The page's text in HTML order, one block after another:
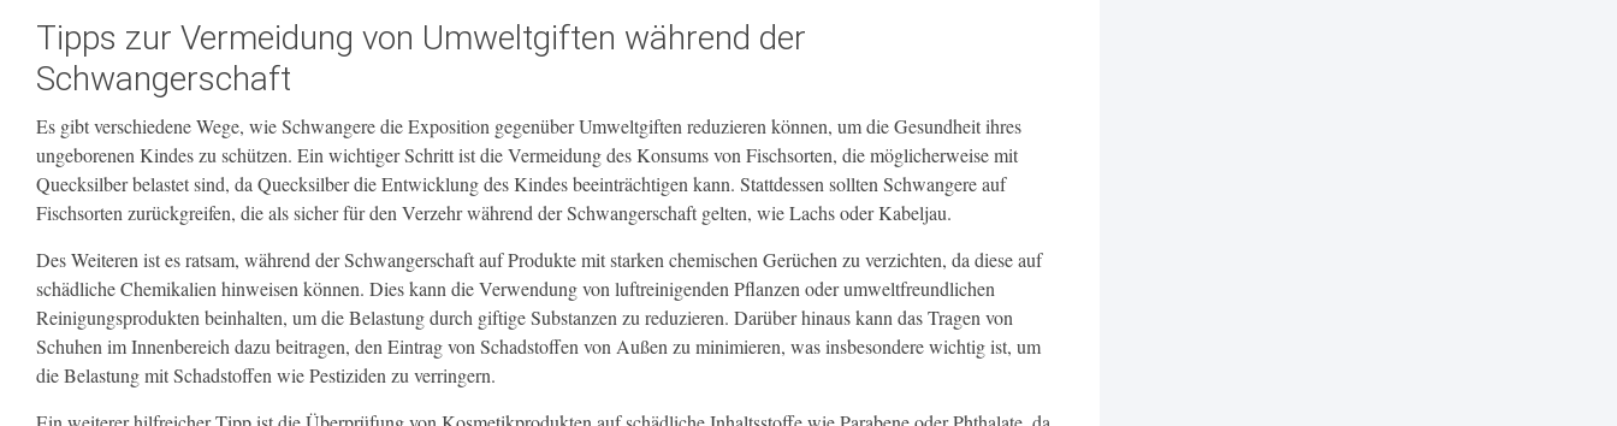
Tipps zur Vermeidung von Umweltgiften während der
Schwangerschaft
Es gibt verschiedene Wege, wie Schwangere die Exposition gegenüber Umweltgiften reduzieren können, um die Gesundheit ihres
ungeborenen Kindes zu schützen. Ein wichtiger Schritt ist die Vermeidung des Konsums von Fischsorten, die möglicherweise mit
Quecksilber belastet sind, da Quecksilber die Entwicklung des Kindes beeinträchtigen kann. Stattdessen sollten Schwangere auf
Fischsorten zurückgreifen, die als sicher für den Verzehr während der Schwangerschaft gelten, wie Lachs oder Kabeljau.
Des Weiteren ist es ratsam, während der Schwangerschaft auf Produkte mit starken chemischen Gerüchen zu verzichten, da diese auf
schädliche Chemikalien hinweisen können. Dies kann die Verwendung von luftreinigenden Pflanzen oder umweltfreundlichen
Reinigungsprodukten beinhalten, um die Belastung durch giftige Substanzen zu reduzieren. Darüber hinaus kann das Tragen von
Schuhen im Innenbereich dazu beitragen, den Eintrag von Schadstoffen von Außen zu minimieren, was insbesondere wichtig ist, um
die Belastung mit Schadstoffen wie Pestiziden zu verringern.